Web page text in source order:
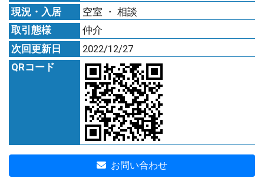
現況・入居
空室 ・ 相談
取引態様
仲介
次回更新日
2022/12/27
QRコード
お問い合わせ